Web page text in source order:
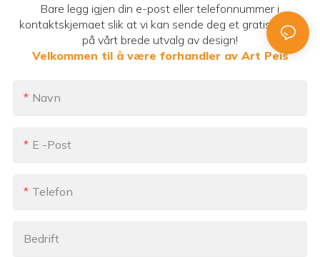
Bare legg igjen din e-post eller telefonnummer i
kontaktskjemaet slik at vi kan sende deg et gratis tilbud
på vårt brede utvalg av design!
Velkommen til å være forhandler av Art Peis
Navn
E -post
Telefon
Bedrift